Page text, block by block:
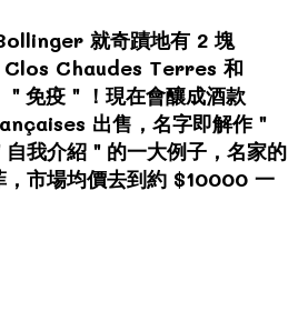
就奇蹟地有 2 塊
Chaudes Terres 和
免疫＂！現在會釀成酒款
出售，名字即解作＂
我介紹＂的一大例子，名家的
，市場均價去到約 $10000 一